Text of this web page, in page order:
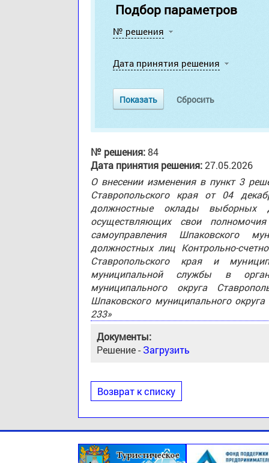
Подбор параметров
№ решения
Дата принятия решения
№ решения:84
Дата принятия решения:27.05.2026
О внесении изменения в пункт 3
Ставропольского края от 04
должностные оклады выборных
осуществляющих свои
самоуправления Шпаковского
должностных лиц Контрольно-
Ставропольского края и
муниципальной службы в
муниципального округа
Шпаковского муниципального
233»
Документы:
Решение - Загрузить
Возврат к списку